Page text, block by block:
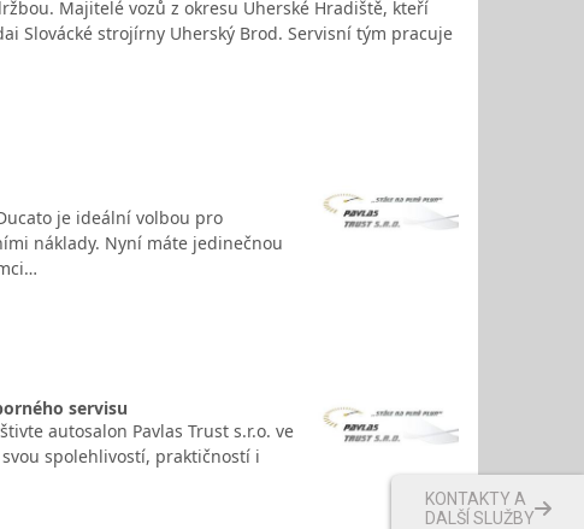
Majitelé vozů z okresu Uherské Hradiště, kteří
Slovácké strojírny Uherský Brod. Servisní tým pracuje
je ideální volbou pro
náklady. Nyní máte jedinečnou
servisu
autosalon Pavlas Trust s.r.o. ve
spolehlivostí, praktičností i
KONTAKTY A
DALŠÍ SLUŽBY